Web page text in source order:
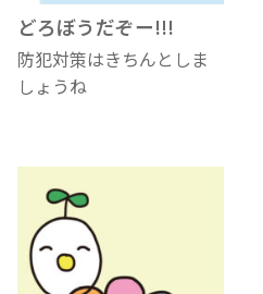
どろぼうだぞー!!!
防犯対策はきちんとしま
しょうね